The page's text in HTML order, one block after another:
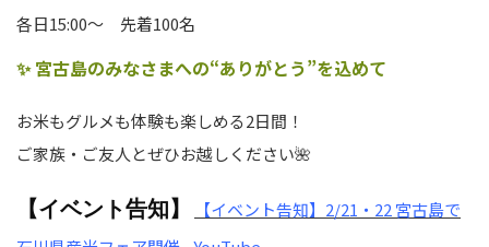
各日15:00〜 先着100名
✨宮古島のみなさまへの“ありがとう”を込めて
お米もグルメも体験も楽しめる2日間！
ご家族・ご友人とぜひお越しください🌺
【イベント告知】
【イベント告知】2/21・22 宮古島で